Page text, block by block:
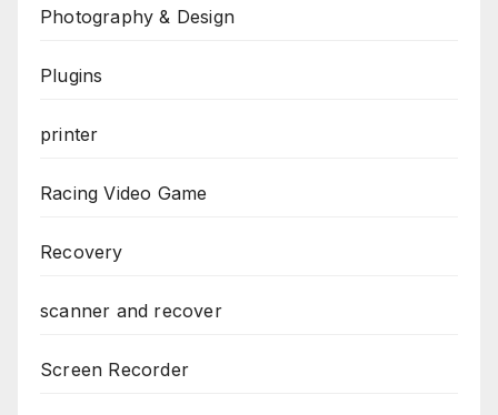
Photography & Design
Plugins
printer
Racing Video Game
Recovery
scanner and recover
Screen Recorder